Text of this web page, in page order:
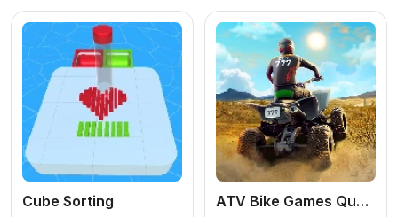
Cube Sorting ATV Bike Games Quad Offroad